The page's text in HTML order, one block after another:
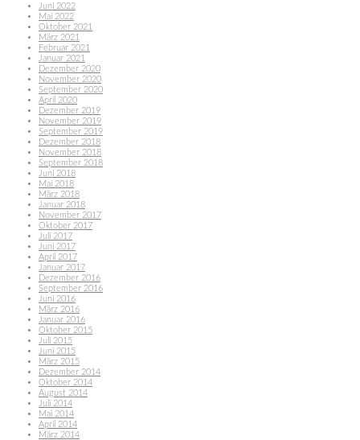
Juni 2022
Mai 2022
Oktober 2021
März 2021
Februar 2021
Januar 2021
Dezember 2020
November 2020
September 2020
April 2020
Dezember 2019
November 2019
September 2019
Dezember 2018
November 2018
September 2018
Juni 2018
Mai 2018
März 2018
Januar 2018
November 2017
Oktober 2017
Juli 2017
Juni 2017
April 2017
Januar 2017
Dezember 2016
September 2016
Juni 2016
März 2016
Januar 2016
Oktober 2015
Juli 2015
Juni 2015
März 2015
Dezember 2014
Oktober 2014
August 2014
Juli 2014
Mai 2014
April 2014
März 2014